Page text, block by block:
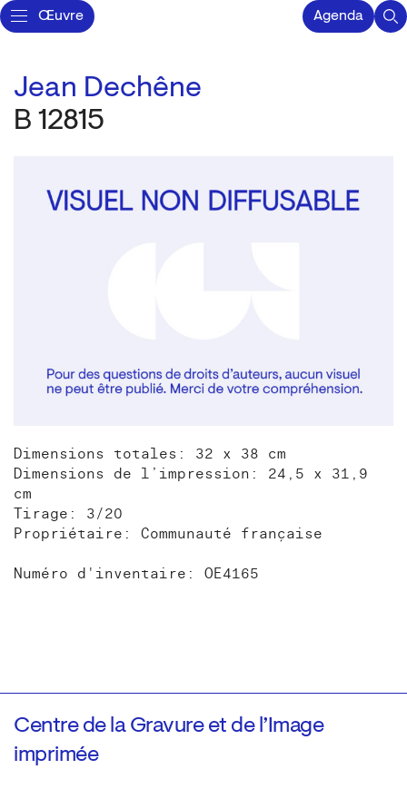
Œuvre Agenda
Jean Dechêne
B 12815
Dimensions totales: 32 x 38 cm
Dimensions de l’impression: 24,5 x 31,9
cm
Tirage: 3/20
Propriétaire: Communauté française
Numéro d'inventaire: OE4165
Centre de la Gravure et de l’Image
imprimée